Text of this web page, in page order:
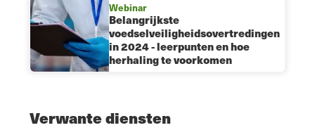
Webinar
Belangrijkste
voedselveiligheidsovertredingen
in 2024 - leerpunten en hoe
herhaling te voorkomen
Verwante diensten